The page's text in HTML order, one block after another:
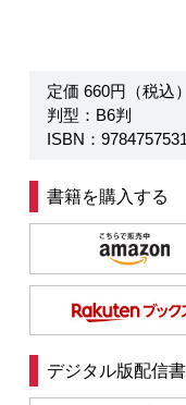
定価 660円（税
判型：B6判
ISBN：
書籍を購入する
デジタル版配信